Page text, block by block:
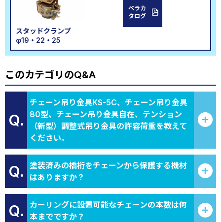
スタッドクランプ
φ19・22・25
ペラカ
タログ
このカテゴリのQ&A
Q.
チェーン吊り金具KS-5C、チェーン吊り金具
80型、チェーン吊り金具自在、テンション
（新型）調整式吊り金具の許容荷重を教えて
ください。
Q.
塗装済みの橋桁をチェーンから保護する機材
はありますか？
Q.
カーリングに設置可能なチェーンの本数は何
本までですか？